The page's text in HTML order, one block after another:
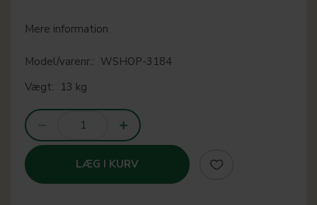
Mere information
Model/varenr.: WSHOP-3184
Vægt: 13 kg
LÆG I KURV